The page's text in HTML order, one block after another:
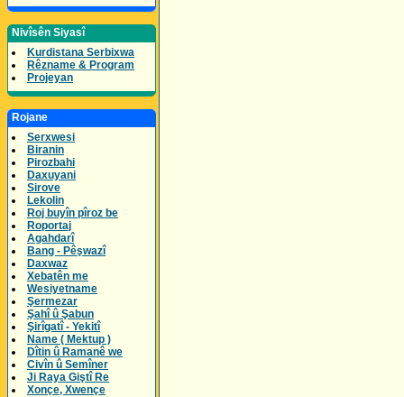
Nivîsên Siyasî
Kurdistana Serbixwa
Rêzname & Program
Projeyan
Rojane
Serxwesi
Biranin
Pirozbahi
Daxuyani
Sirove
Lekolin
Roj buyîn pîroz be
Roportaj
Agahdarî
Bang - Pêşwazî
Daxwaz
Xebatên me
Wesiyetname
Şermezar
Şahî û Şabun
Şirîgatî - Yekitî
Name ( Mektup )
Dîtin û Ramanê we
Civîn û Semîner
Ji Raya Giştî Re
Xonçe, Xwençe